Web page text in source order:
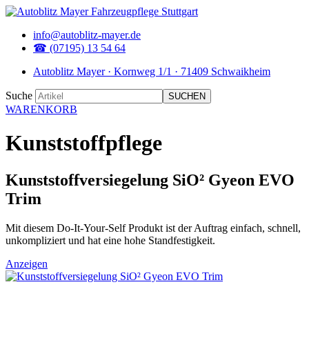
info@autoblitz-mayer.de
☎ (07195) 13 54 64
Autoblitz Mayer · Kornweg 1/1 · 71409 Schwaikheim
Suche
WARENKORB
Kunststoffpflege
Kunststoffversiegelung SiO² Gyeon EVO
Trim
Mit diesem Do-It-Your-Self Produkt ist der Auftrag einfach, schnell,
unkompliziert und hat eine hohe Standfestigkeit.
Anzeigen